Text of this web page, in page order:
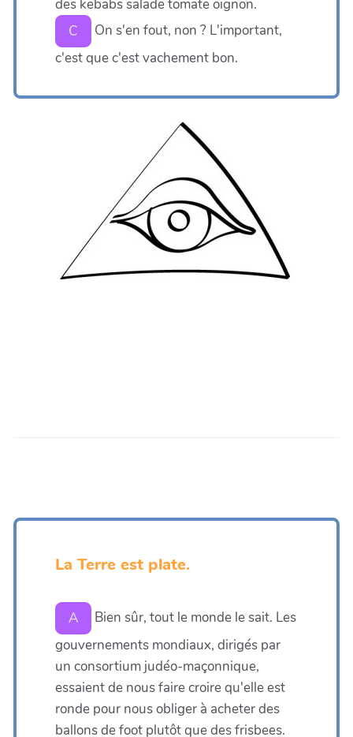
des kebabs salade tomate oignon.
C
On s'en fout, non ? L'important,
c'est que c'est vachement bon.
La Terre est plate.
A
Bien sûr, tout le monde le sait. Les
gouvernements mondiaux, dirigés par
un consortium judéo-maçonnique,
essaient de nous faire croire qu'elle est
ronde pour nous obliger à acheter des
ballons de foot plutôt que des frisbees.